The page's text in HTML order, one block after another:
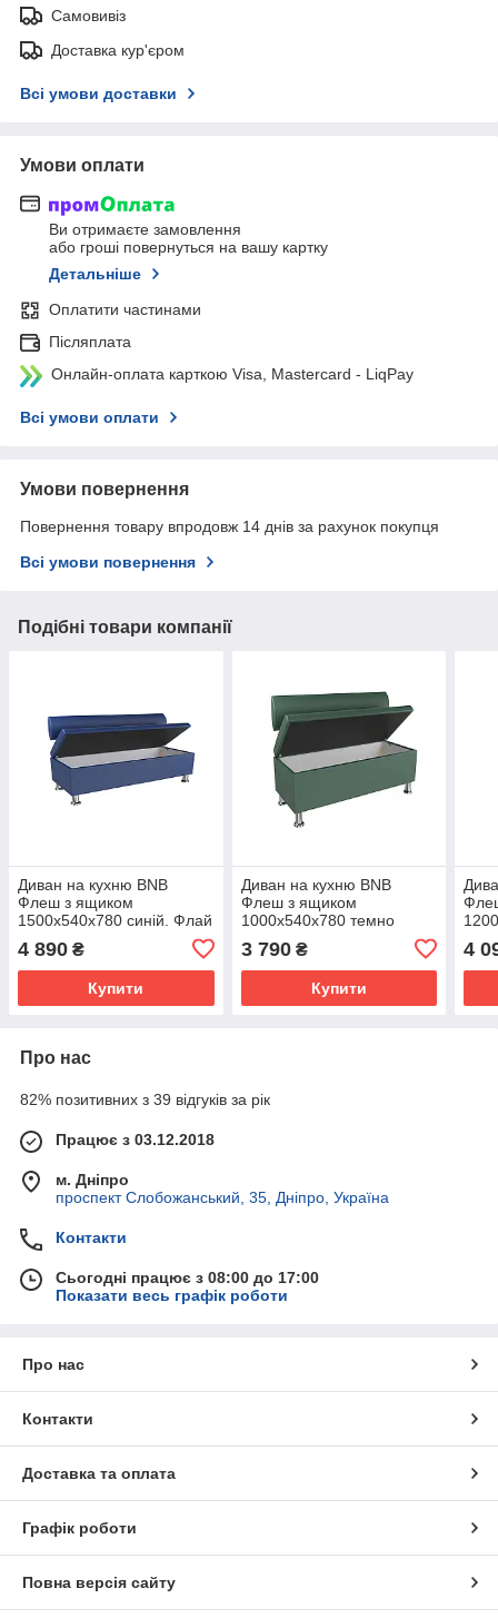
Самовивіз
Доставка кур'єром
Всі умови доставки
Умови оплати
Ви отримаєте замовлення
або гроші повернуться на вашу картку
Детальніше
Оплатити частинами
Післяплата
Онлайн-оплата карткою Visa, Mastercard - LiqPay
Всі умови оплати
Умови повернення
Повернення товару впродовж 14 днів за рахунок покупця
Всі умови повернення
Подібні товари компанії
Диван на кухню BNB
Флеш з ящиком
1500x540x780 синій. Флай
4 890 ₴
Купити
Диван на кухню BNB
Флеш з ящиком
1000x540x780 темно
3 790₴
Купити
4
Про нас
82% позитивних з 39 відгуків за рік
Працює з 03.12.2018
м. Дніпро
проспект Слобожанський, 35, Дніпро, Україна
Контакти
Сьогодні працює з 08:00 до 17:00
Показати весь графік роботи
Про нас
Контакти
Доставка та оплата
Графік роботи
Повна версія сайту